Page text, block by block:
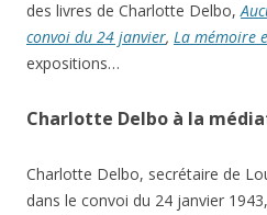
des livres de Charlotte Delbo,
convoi du 24 janvier, La mémoire
expositions…
Charlotte Delbo à la
Charlotte Delbo, secrétaire de
dans le convoi du 24 janvier